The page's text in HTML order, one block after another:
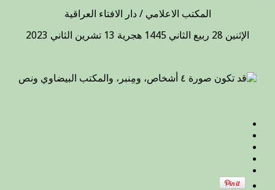
ابي
ياسر
الخزرجي
محافظة
المكتب الاعلامي / دار الافتاء العراقية
الإثنين 28 ربيع الثاني 1445 هجرية 13 تشرين الثاني 2023